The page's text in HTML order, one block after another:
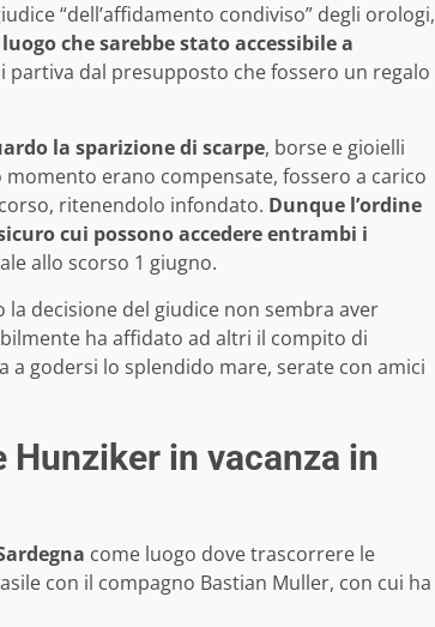
“dell’affidamento condiviso” degli orologi,
che sarebbe stato accessibile a
partiva dal presupposto che fossero un regalo
la sparizione di scarpe, borse e gioielli
erano compensate, fossero a carico
ritenendolo infondato. Dunque l’ordine
cui possono accedere entrambi i
allo scorso 1 giugno.
la decisione del giudice non sembra aver
ha affidato ad altri il compito di
a godersi lo splendido mare, serate con amici
Hunziker in vacanza in
come luogo dove trascorrere le
con il compagno Bastian Muller, con cui ha